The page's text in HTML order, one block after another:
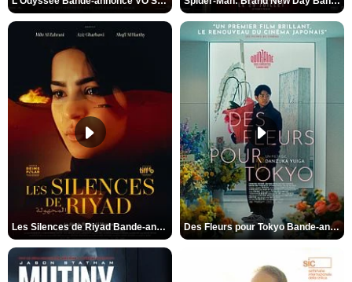
Les Silences de Riyad Bande-annonce VO STFR Des Fleurs pour Tokyo Bande-annonce VO STFR